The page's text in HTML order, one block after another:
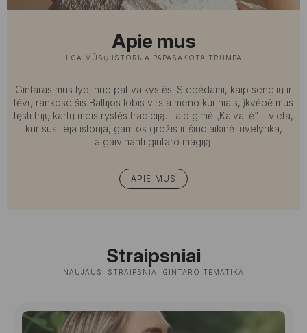
Apie mus
ILGA MŪSŲ ISTORIJA PAPASAKOTA TRUMPAI
Gintaras mus lydi nuo pat vaikystės. Stebėdami, kaip senelių ir
tėvų rankose šis Baltijos lobis virsta meno kūriniais, įkvėpė mus
tęsti trijų kartų meistrystės tradiciją. Taip gimė „Kalvaitė“ – vieta,
kur susilieja istorija, gamtos grožis ir šiuolaikinė juvelyrika,
atgaivinanti gintaro magiją.
APIE MUS
Straipsniai
NAUJAUSI STRAIPSNIAI GINTARO TEMATIKA